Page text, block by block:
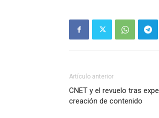
Artículo anterior
CNET y el revuelo tras
creación de contenido